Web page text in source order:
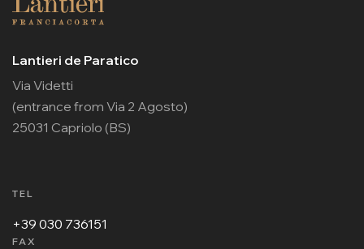
Lantieri de Paratico
Via Videtti
(entrance from Via 2 Agosto)
25031 Capriolo (BS)
TEL
+39 030 736151
FAX